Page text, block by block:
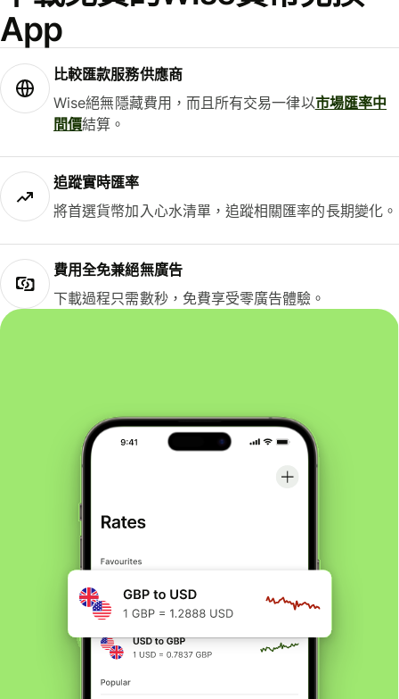
App
比較匯款服務供應商
Wise絕無隱藏費用，而且所有交易一律以市場匯率中
間價結算。
追蹤實時匯率
將首選貨幣加入心水清單，追蹤相關匯率的長期變化。
費用全免兼絕無廣告
下載過程只需數秒，免費享受零廣告體驗。